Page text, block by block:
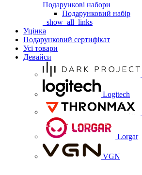
Подарункові набори
Подарунковий набір
_show_all_links
Уцінка
Подарунковий сертифікат
Усі товари
Девайси
Logitech
Lorgar
VGN